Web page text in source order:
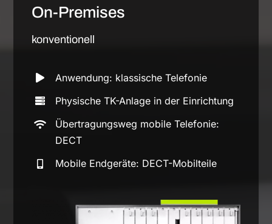
On-Premises
konventionell
Anwendung: klassische Telefonie
Physische TK-Anlage in der Einrichtung
Übertragungsweg mobile Telefonie:
DECT
Mobile Endgeräte: DECT-Mobilteile